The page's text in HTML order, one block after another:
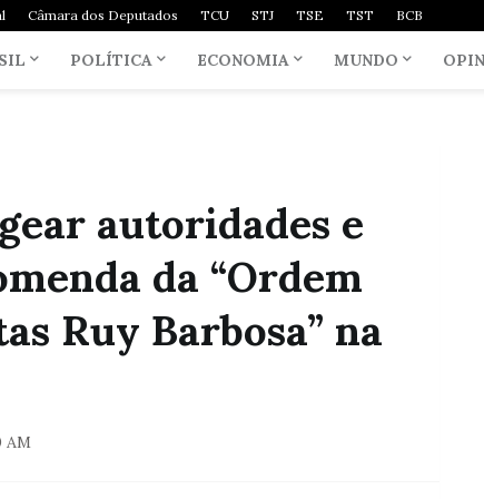
Câmara dos Deputados TCU STJ TSE TST BCB
POLÍTICA ECONOMIA MUNDO
autoridades e
da “Ordem
Ruy Barbosa” na
AM